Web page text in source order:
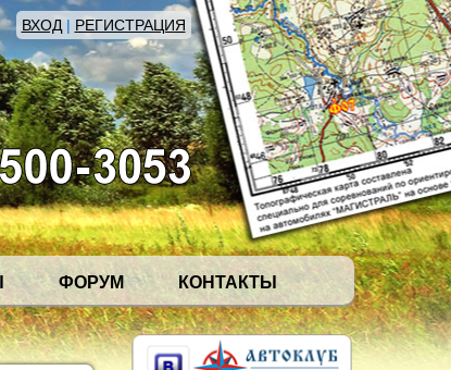
ВХОД| РЕГИСТРАЦИЯ
ФОРУМ КОНТАКТЫ